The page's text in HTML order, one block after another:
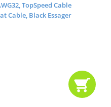
TopSpeed Cable
Cable, Black Essager